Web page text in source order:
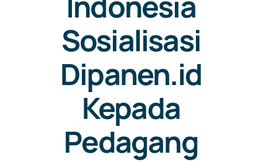
CLIENTS
CONTACT US
Sosialisasi
Dipanen.id
Kepada
Pedagang